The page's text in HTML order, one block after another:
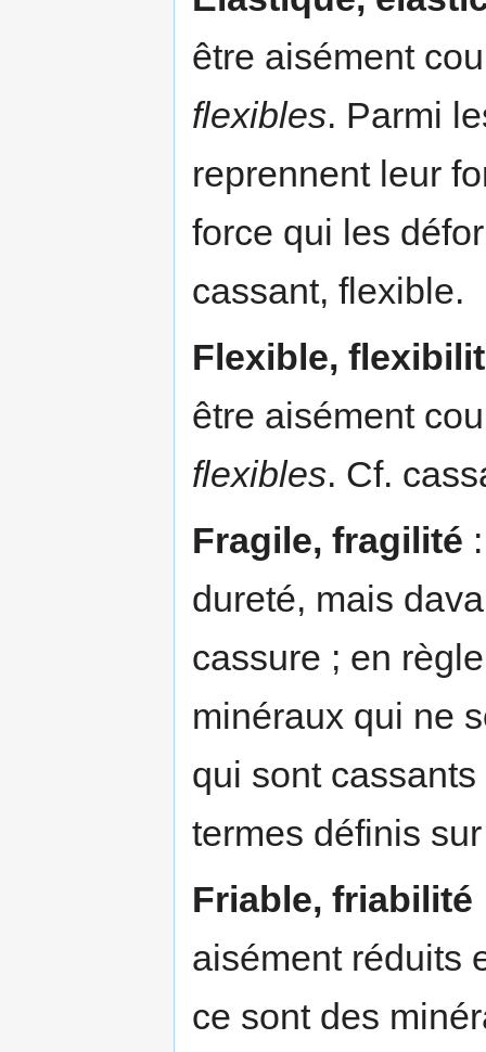
être aisément
flexibles. Parmi
reprennent leur
force qui les
cassant, flexible.
Flexible,
être aisément
flexibles. Cf.
Fragile, fragilité
dureté, mais
cassure ; en
minéraux qui ne
qui sont
termes définis
Friable, friabilité
aisément réduits
ce sont des